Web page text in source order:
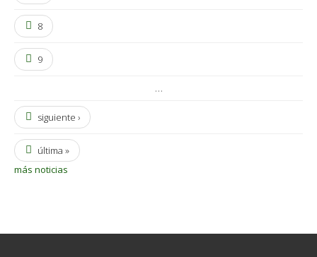
8
9
…
siguiente ›
última »
más noticias